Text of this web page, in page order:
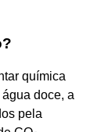
química
doce, a
pela